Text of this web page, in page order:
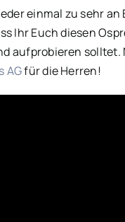
einmal zu sehr an
Ihr Euch diesen
aufprobieren solltet.
AGfür die Herren!